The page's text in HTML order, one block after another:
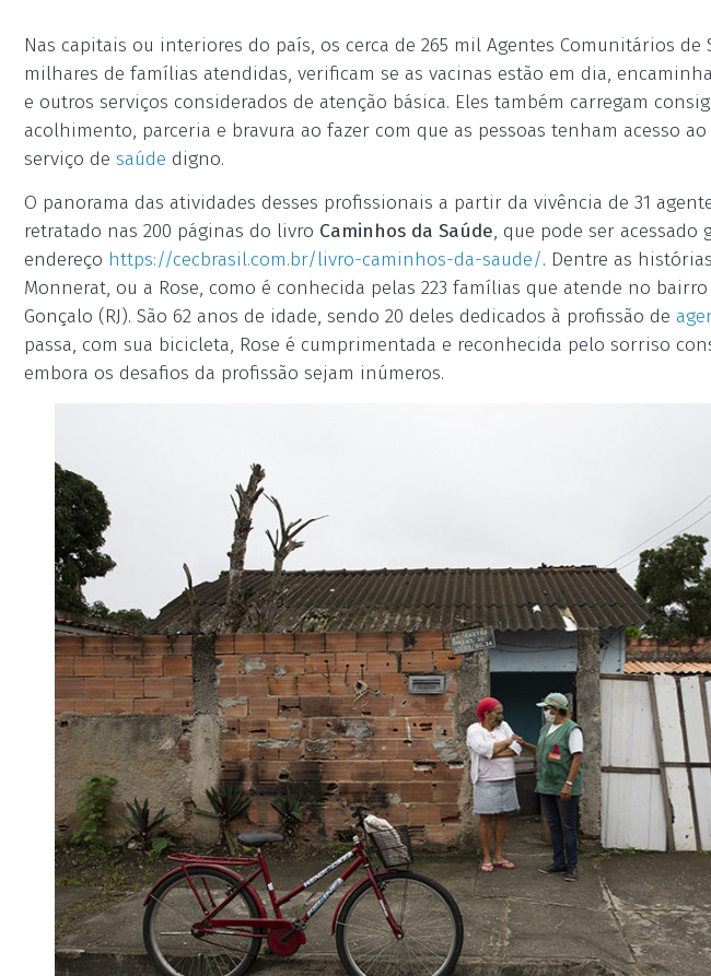
Nas capitais ou interiores do país, os cerca de 265 mil Agentes Comunitários de
milhares de famílias atendidas, verificam se as vacinas estão em dia,
e outros serviços considerados de atenção básica. Eles também carregam
acolhimento, parceria e bravura ao fazer com que as pessoas tenham acesso
serviço de saúde digno.
O panorama das atividades desses profissionais a partir da vivência de 31
retratado nas 200 páginas do livro Caminhos da Saúde, que pode ser acessado
endereço https://cecbrasil.com.br/livro-caminhos-da-saude/. Dentre as
Monnerat, ou a Rose, como é conhecida pelas 223 famílias que atende no bairro
Gonçalo (RJ). São 62 anos de idade, sendo 20 deles dedicados à profissão de
passa, com sua bicicleta, Rose é cumprimentada e reconhecida pelo sorriso
embora os desafios da profissão sejam inúmeros.